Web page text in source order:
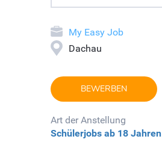
My Easy Job
Dachau
BEWERBEN
Art der Anstellung
Schülerjobs ab 18 Jahren